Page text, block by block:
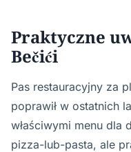
Praktyczne
Bečići
Pas restauracyjny za
poprawił w ostatnich
właściwymi menu
pizza-lub-pasta, ale